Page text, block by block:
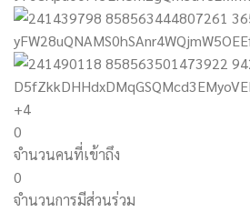
+4
0
จำนวนคนที่เข้าถึง
0
จำนวนการมีส่วนร่วม